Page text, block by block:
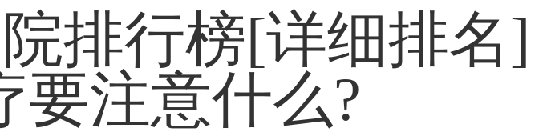
排行榜[详细排名]
要注意什么?